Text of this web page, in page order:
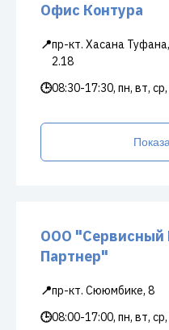
Офис Контура
📍пр-кт. Хасана
2.18
🕒08:30-17:30, пн, вт, ср,
ООО "Сервисный
Партнер"
📍пр-кт. Сююмбике, 8
🕒08:00-17:00, пн, вт, ср,